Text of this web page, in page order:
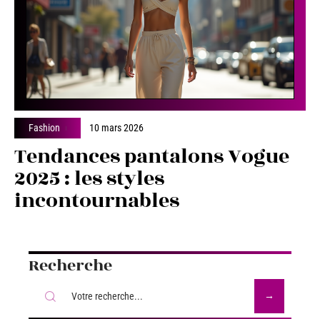
Fashion 10 mars 2026
Tendances pantalons Vogue
2025 : les styles
incontournables
Recherche